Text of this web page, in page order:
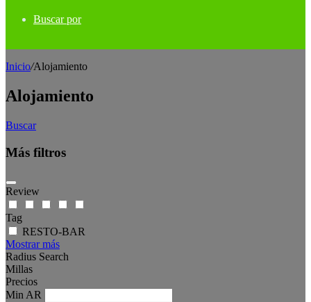
Buscar por
Inicio/Alojamiento
Alojamiento
Buscar
Más filtros
Review
Tag
RESTO-BAR
Mostrar más
Radius Search
Millas
Precios
Min AR